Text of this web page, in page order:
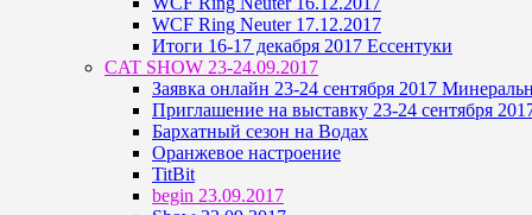
WCF Ring Neuter 17.12.2017
Итоги 16-17 декабря 2017 Ессентуки
CAT SHOW 23-24.09.2017
Заявка онлайн 23-24 сентября 2017
Приглашение на выставку 23-24 сентября
Бархатный сезон на Водах
Оранжевое настроение
TitBit
begin 23.09.2017